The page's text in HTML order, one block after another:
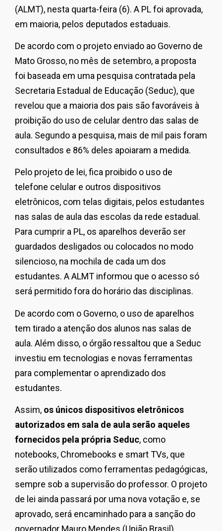
(ALMT), nesta quarta-feira (6). A PL foi aprovada,
em maioria, pelos deputados estaduais.
De acordo com o projeto enviado ao Governo de
Mato Grosso, no mês de setembro, a proposta
foi baseada em uma pesquisa contratada pela
Secretaria Estadual de Educação (Seduc), que
revelou que a maioria dos pais são favoráveis à
proibição do uso de celular dentro das salas de
aula. Segundo a pesquisa, mais de mil pais foram
consultados e 86% deles apoiaram a medida.
Pelo projeto de lei, fica proibido o uso de
telefone celular e outros dispositivos
eletrônicos, com telas digitais, pelos estudantes
nas salas de aula das escolas da rede estadual.
Para cumprir a PL, os aparelhos deverão ser
guardados desligados ou colocados no modo
silencioso, na mochila de cada um dos
estudantes. A ALMT informou que o acesso só
será permitido fora do horário das disciplinas.
De acordo com o Governo, o uso de aparelhos
tem tirado a atenção dos alunos nas salas de
aula. Além disso, o órgão ressaltou que a Seduc
investiu em tecnologias e novas ferramentas
para complementar o aprendizado dos
estudantes.
Assim, os únicos dispositivos eletrônicos
autorizados em sala de aula serão aqueles
fornecidos pela própria Seduc, como
notebooks, Chromebooks e smart TVs, que
serão utilizados como ferramentas pedagógicas,
sempre sob a supervisão do professor. O projeto
de lei ainda passará por uma nova votação e, se
aprovado, será encaminhado para a sanção do
governador Mauro Mendes (União Brasil).